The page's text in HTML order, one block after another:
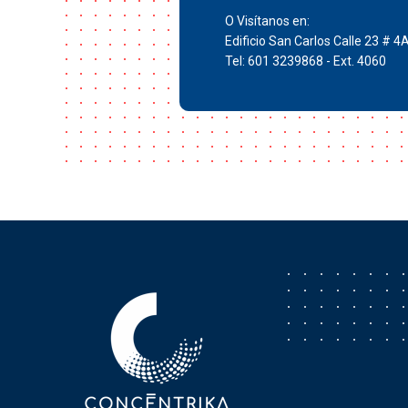
O Visítanos en:
Edificio San Carlos Calle 23 #
Tel: 601 3239868 - Ext. 4060